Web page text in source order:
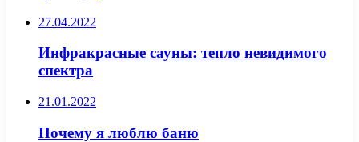
27.04.2022
Инфракрасные сауны: тепло невидимого
спектра
21.01.2022
Почему я люблю баню